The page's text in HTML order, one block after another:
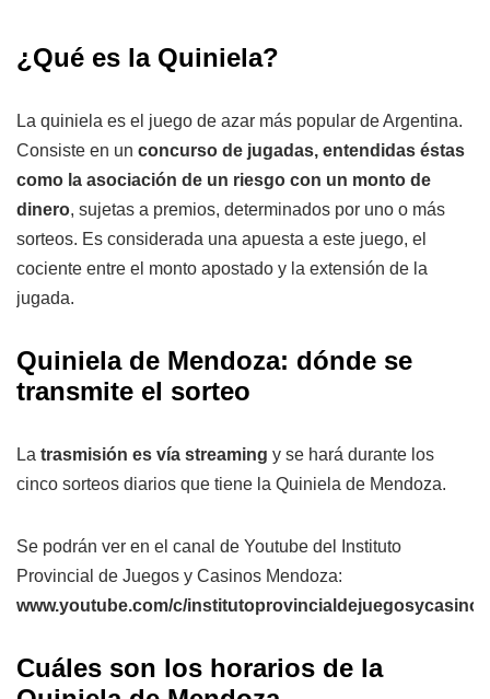
¿Qué es la Quiniela?
La quiniela es el juego de azar más popular de Argentina.
Consiste en un concurso de jugadas, entendidas éstas
como la asociación de un riesgo con un monto de
dinero, sujetas a premios, determinados por uno o más
sorteos. Es considerada una apuesta a este juego, el
cociente entre el monto apostado y la extensión de la
jugada.
Quiniela de Mendoza: dónde se
transmite el sorteo
La trasmisión es vía streaming y se hará durante los
cinco sorteos diarios que tiene la Quiniela de Mendoza.
Se podrán ver en el canal de Youtube del Instituto
Provincial de Juegos y Casinos Mendoza:
www.youtube.com/c/
Cuáles son los horarios de la